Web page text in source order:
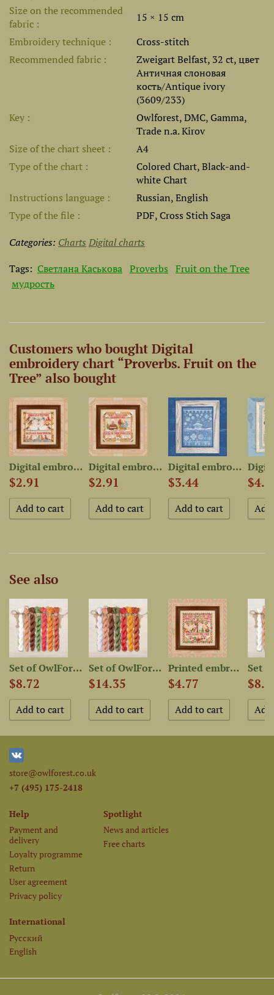
Size on the recommended
fabric
15 × 15 cm
Embroidery technique
Cross-stitch
Recommended fabric
Zweigart Belfast, 32 ct, цвет
Античная слоновая
кость/Antique ivory
(3609/233)
Key
Owlforest, DMC, Gamma,
Trade n.a. Kirov
Size of the chart sheet
A4
Type of the chart
Colored Chart, Black-and-
white Chart
Instructions language
Russian, English
Type of the file
PDF, Cross Stich Saga
Categories: Charts Digital charts
Tags: Светлана Каськова Proverbs Fruit on the Tree
мудрость
Customers who bought Digital
embroidery chart “Proverbs. Fruit on the
Tree” also bought
Digital embroidery chart...
$2.91
Digital embroidery chart...
$2.91
Digital embroidery chart...
$3.44
See also
Set of OwlForest Hand-Dyed...
$8.72
Set of OwlForest Hand-Dyed...
$14.35
Printed embroidery chart...
$4.77
store@owlforest.co.uk
+7 (495) 175-2418
Help
Payment and
delivery
Loyalty programme
Return
User agreement
Privacy policy
Spotlight
News and articles
Free charts
International
Русский
English